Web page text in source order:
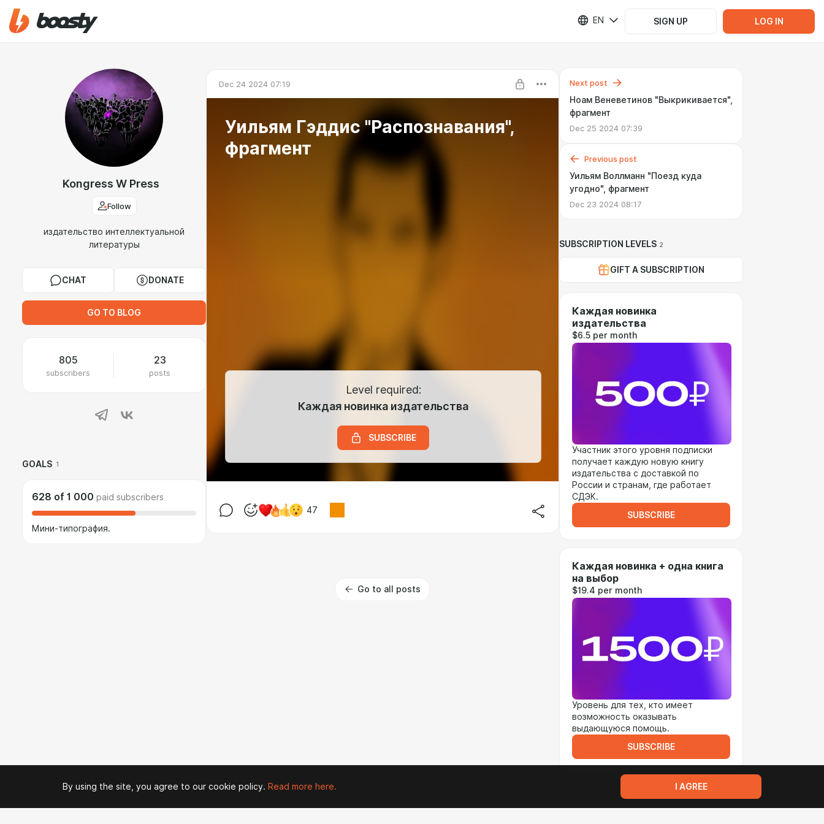
EN SIGN UP LOG IN
Kongress W Press
Follow
издательство интеллектуальной
литературы
CHAT DONATE
GO TO BLOG
805
subscribers
23
posts
GOALS 1
628 of 1 000 paid subscribers
Мини-типография.
Dec 24 2024 07:19
Уильям Гэддис "Распознавания",
фрагмент
Level required:
Каждая новинка издательства
SUBSCRIBE
47
Go to all posts
Next post
Ноам Веневетинов "Выкрикивается",
фрагмент
Dec 25 2024 07:39
Previous post
Уильям Воллманн "Поезд куда
угодно", фрагмент
Dec 23 2024 08:17
SUBSCRIPTION LEVELS 2
GIFT A SUBSCRIPTION
Каждая новинка
издательства
$6.5 per month
Участник этого уровня подписки
получает каждую новую книгу
издательства с доставкой по
России и странам, где работает
СДЭК.
SUBSCRIBE
Каждая новинка + одна книга
на выбор
$19.4 per month
Уровень для тех, кто имеет
возможность оказывать
выдающуюся помощь.
SUBSCRIBE
By using the site, you agree to our cookie policy. Read more here. I AGREE